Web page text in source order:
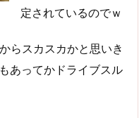
定されているのでｗ
らスカスカかと思いき
あってかドライブスル